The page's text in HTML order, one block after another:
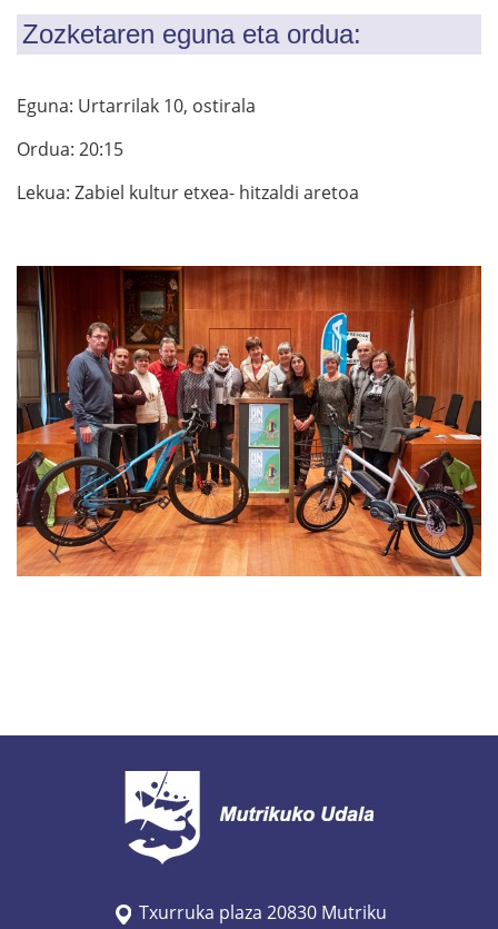
Zozketaren eguna eta ordua:
Eguna: Urtarrilak 10, ostirala
Ordua: 20:15
Lekua: Zabiel kultur etxea- hitzaldi aretoa
Txurruka plaza 20830 Mutriku